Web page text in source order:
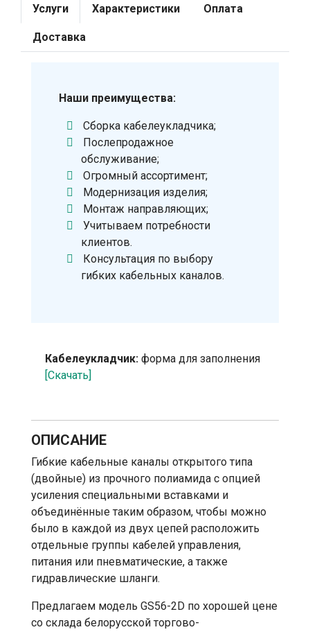
Услуги Характеристики Оплата
Доставка
Наши преимущества:
Сборка кабелеукладчика;
Послепродажное
обслуживание;
Огромный ассортимент;
Модернизация изделия;
Монтаж направляющих;
Учитываем потребности
клиентов.
Консультация по выбору
гибких кабельных каналов.
Кабелеукладчик: форма для заполнения
[Скачать]
ОПИСАНИЕ
Гибкие кабельные каналы открытого типа
(двойные) из прочного полиамида с опцией
усиления специальными вставками и
объединённые таким образом, чтобы можно
было в каждой из двух цепей расположить
отдельные группы кабелей управления,
питания или пневматические, а также
гидравлические шланги.
Предлагаем модель GS56-2D по хорошей цене
со склада белорусской торгово-